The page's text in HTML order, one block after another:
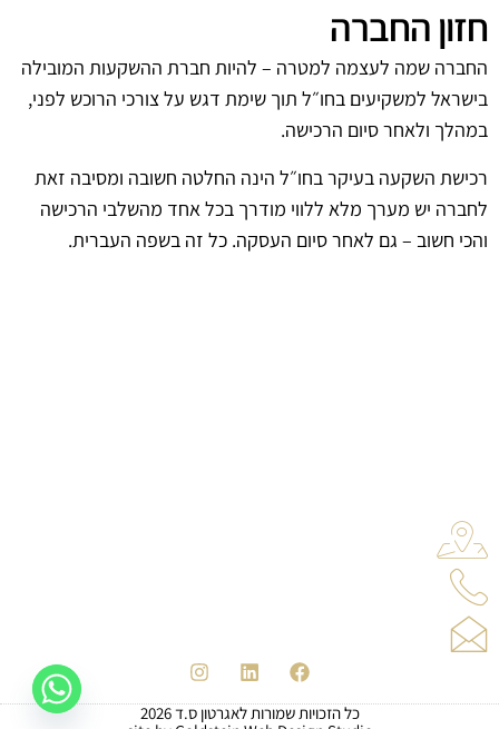
חזון החברה
החברה שמה לעצמה למטרה – להיות חברת ההשקעות המובילה
בישראל למשקיעים בחו״ל תוך שימת דגש על צורכי הרוכש לפני,
במהלך ולאחר סיום הרכישה.
רכישת השקעה בעיקר בחו״ל הינה החלטה חשובה ומסיבה זאת
לחברה יש מערך מלא ללווי מודרך בכל אחד מהשלבי הרכישה
והכי חשוב – גם לאחר סיום העסקה. כל זה בשפה העברית.
כל הזכויות שמורות לאגרטון ס.ד 2026